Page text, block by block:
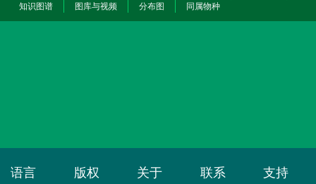
知识图谱
图库与视频 分布图 同属物种
语言 版权 关于 联系 支持